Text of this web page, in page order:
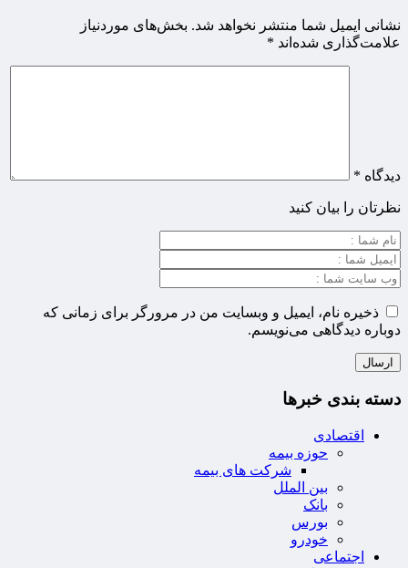
نشانی ایمیل شما منتشر نخواهد شد. بخش‌های موردنیاز
علامت‌گذاری شده‌اند *
دیدگاه *
نظرتان را بیان کنید
ذخیره نام، ایمیل و وبسایت من در مرورگر برای زمانی که
دوباره دیدگاهی می‌نویسم.
دسته بندی خبرها
اقتصادی
حوزه بیمه
شرکت های بیمه
بین الملل
بانک
بورس
خودرو
اجتماعی